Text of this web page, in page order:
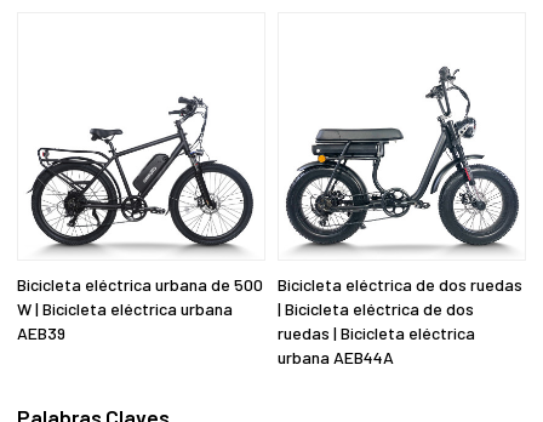
Bicicleta eléctrica urbana de 500
W | Bicicleta eléctrica urbana
AEB39
Bicicleta eléctrica de dos ruedas
| Bicicleta eléctrica de dos
ruedas | Bicicleta eléctrica
urbana AEB44A